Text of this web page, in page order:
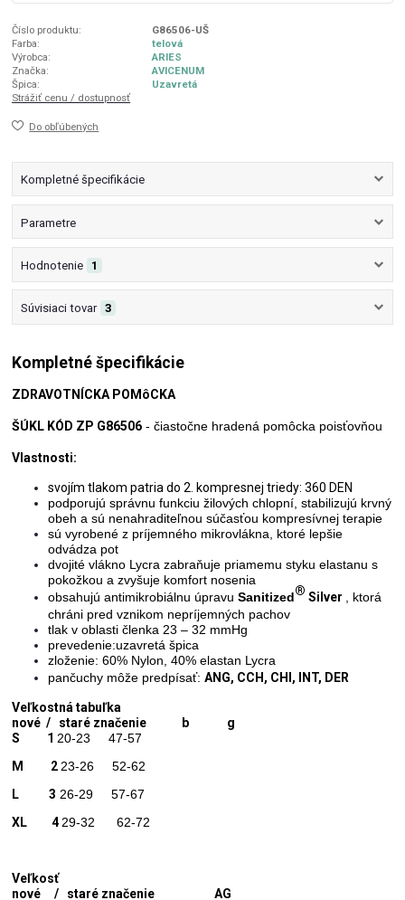
Číslo produktu:
G86506-UŠ
Farba:
telová
Výrobca:
ARIES
Značka:
AVICENUM
Špica:
Uzavretá
Strážiť cenu / dostupnosť
Do obľúbených
Kompletné špecifikácie
Parametre
Hodnotenie 1
Súvisiaci tovar 3
Kompletné špecifikácie
ZDRAVOTNÍCKA POMôCKA
ŠÚKL KÓD ZP G86506 - čiastočne hradená pomôcka poisťovňou
Vlastnosti:
svojím tlakom patria do 2. kompresnej triedy: 360 DEN
podporujú správnu funkciu žilových chlopní, stabilizujú krvný
obeh a sú nenahraditeľnou súčasťou kompresívnej terapie
sú vyrobené z príjemného mikrovlákna, ktoré lepšie
odvádza pot
dvojité vlákno Lycra zabraňuje priamemu styku elastanu s
pokožkou a zvyšuje komfort nosenia
obsahujú antimikrobiálnu úpravuSanitized® Silver
, ktorá
chráni pred vznikom nepríjemných pachov
tlak v oblasti členka 23 – 32 mmHg
prevedenie:uzavretá špica
zloženie: 60% Nylon, 40% elastan Lycra
pančuchy môže predpísať:ANG, CCH, CHI, INT, DER
Veľkostná tabuľka
nové / staré značenie b g
S 1 20-23 47-57
M 2 23-26 52-62
L 3 26-29 57-67
XL 429-32 62-72
Veľkosť
nové / staré značenie AG